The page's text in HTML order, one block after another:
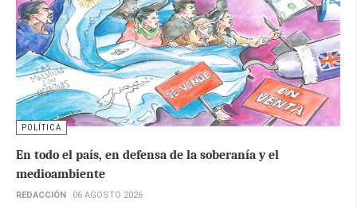
POLÍTICA
En todo el país, en defensa de la soberanía y el
medioambiente
REDACCIÓN 06 AGOSTO 2026